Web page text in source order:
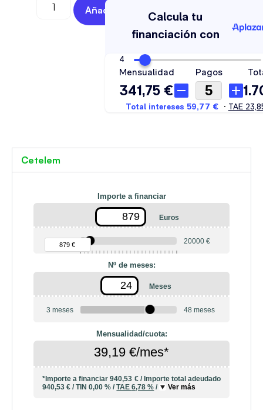
Añadir Al Carrito
Cetelem
Importe a financiar
Euros
90 €
879 € 20000 €
Nº de meses:
Meses
3 meses 48 meses
Mensualidad/cuota:
39,19 €/mes*
*Importe a financiar940,53 € /Importe total adeudado
940,53 € /TIN0,00 % /TAE6,78 % / Ver más